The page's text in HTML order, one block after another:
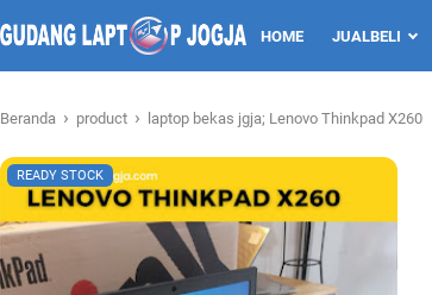
HOME JUALBELI
Beranda › product › laptop bekas jgja; Lenovo Thinkpad X260
READY STOCK